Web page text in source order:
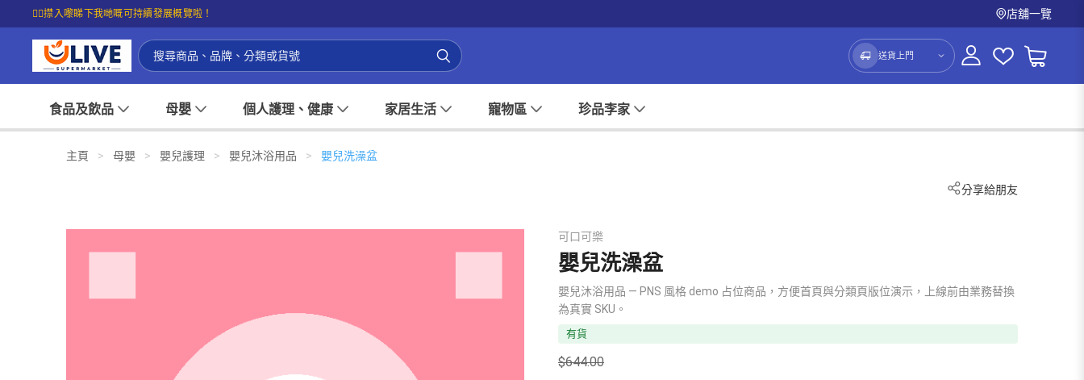
☝🏼㩒入嚟睇下我哋嘅可持續發展概覽啦！ 店舖一覽
送貨上門
食品及飲品 母嬰 個人護理、健康 家居生活 寵物區 珍品李家
主頁 > 母嬰 > 嬰兒護理 > 嬰兒沐浴用品 > 嬰兒洗澡盆
分享給朋友
可口可樂
嬰兒洗澡盆
嬰兒沐浴用品 — PNS 風格 demo 占位商品，方便首頁與分類頁版位演示，上線前由業務替換
為真實 SKU。
有貨
$644.00